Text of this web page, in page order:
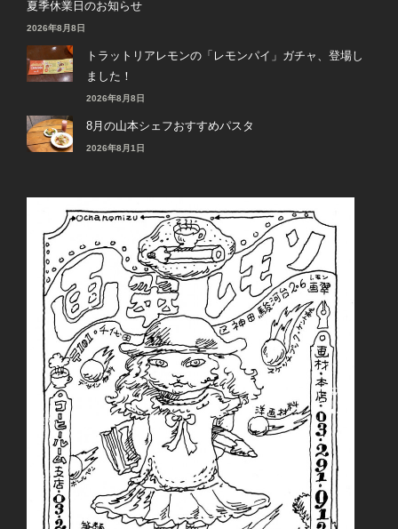
夏季休業日のお知らせ
2026年8月8日
トラットリアレモンの「レモンパイ」ガチャ、登場し
ました！
2026年8月8日
8月の山本シェフおすすめパスタ
2026年8月1日